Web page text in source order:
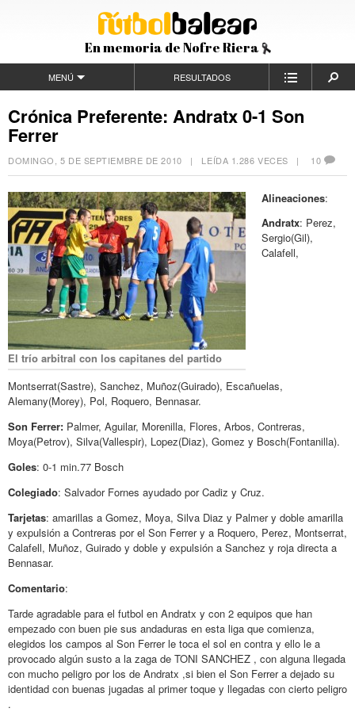
En memoria de Nofre Riera
MENÚ RESULTADOS
Crónica Preferente: Andratx 0-1 Son
Ferrer
DOMINGO, 5 DE SEPTIEMBRE DE 2010 | LEÍDA 1.286 VECES | 10
El trío arbitral con los capitanes del partido
Alineaciones:
Andratx: Perez,
Sergio(Gil),
Calafell,
Montserrat(Sastre), Sanchez, Muñoz(Guirado), Escañuelas,
Alemany(Morey), Pol, Roquero, Bennasar.
Son Ferrer: Palmer, Aguilar, Morenilla, Flores, Arbos, Contreras,
Moya(Petrov), Silva(Vallespir), Lopez(Diaz), Gomez y Bosch(Fontanilla).
Goles: 0-1 min.77 Bosch
Colegiado: Salvador Fornes ayudado por Cadiz y Cruz.
Tarjetas: amarillas a Gomez, Moya, Silva Diaz y Palmer y doble amarilla
y expulsión a Contreras por el Son Ferrer y a Roquero, Perez, Montserrat,
Calafell, Muñoz, Guirado y doble y expulsión a Sanchez y roja directa a
Bennasar.
Comentario:
Tarde agradable para el futbol en Andratx y con 2 equipos que han
empezado con buen pie sus andaduras en esta liga que comienza,
elegidos los campos al Son Ferrer le toca el sol en contra y ello le a
provocado algún susto a la zaga de TONI SANCHEZ , con alguna llegada
con mucho peligro por los de Andratx ,si bien el Son Ferrer a dejado su
identidad con buenas jugadas al primer toque y llegadas con cierto peligro
.